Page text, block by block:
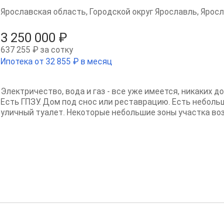
3 250 000 ₽
637 255 ₽ за сотку
Ипотека от 32 855 ₽ в месяц
Ярославская область, Городской округ Ярославль,
Электричество, вода и газ - все уже имеется, никаких
Есть ГПЗУ. Дом под снос или реставрацию. Есть
уличный туалет. Некоторые небольшие зоны участка